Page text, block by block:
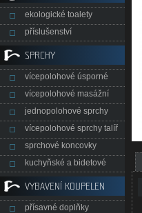
ekologické toalety
příslušenství
SPRCHY
vícepolohové úsporné
vícepolohové masážní
jednopolohové sprchy
vícepolohové sprchy talíř
sprchové koncovky
kuchyňské a bidetové
VYBAVENÍ KOUPELEN
přísavné doplňky